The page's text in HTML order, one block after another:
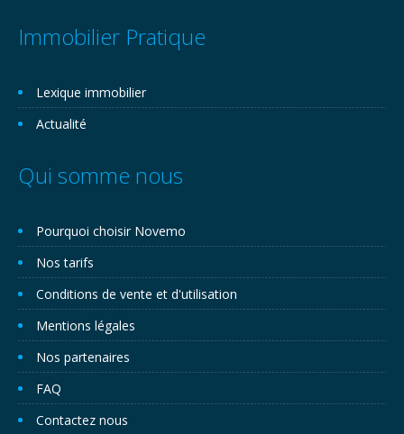
Immobilier Pratique
Lexique immobilier
Actualité
Qui somme nous
Pourquoi choisir Novemo
Nos tarifs
Conditions de vente et d'utilisation
Mentions légales
Nos partenaires
FAQ
Contactez nous